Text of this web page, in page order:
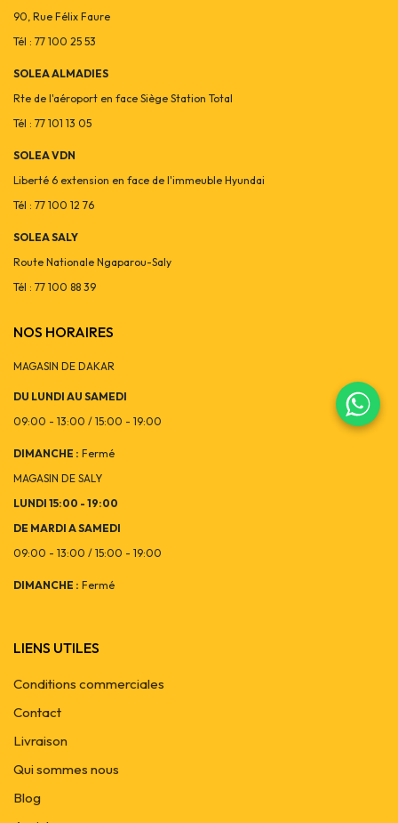
90, Rue Félix Faure
Tél : 77 100 25 53
SOLEA ALMADIES
Rte de l'aéroport en face Siège Station Total
Tél : 77 101 13 05
SOLEA VDN
Liberté 6 extension en face de l'immeuble Hyundai
Tél : 77 100 12 76
SOLEA SALY
Route Nationale Ngaparou-Saly
Tél : 77 100 88 39
NOS HORAIRES
MAGASIN DE DAKAR
DU LUNDI AU SAMEDI
09:00 - 13:00 / 15:00 - 19:00
DIMANCHE : Fermé
MAGASIN DE SALY
LUNDI 15:00 - 19:00
DE MARDI A SAMEDI
09:00 - 13:00 / 15:00 - 19:00
DIMANCHE : Fermé
LIENS UTILES
Conditions commerciales
Contact
Livraison
Qui sommes nous
Blog